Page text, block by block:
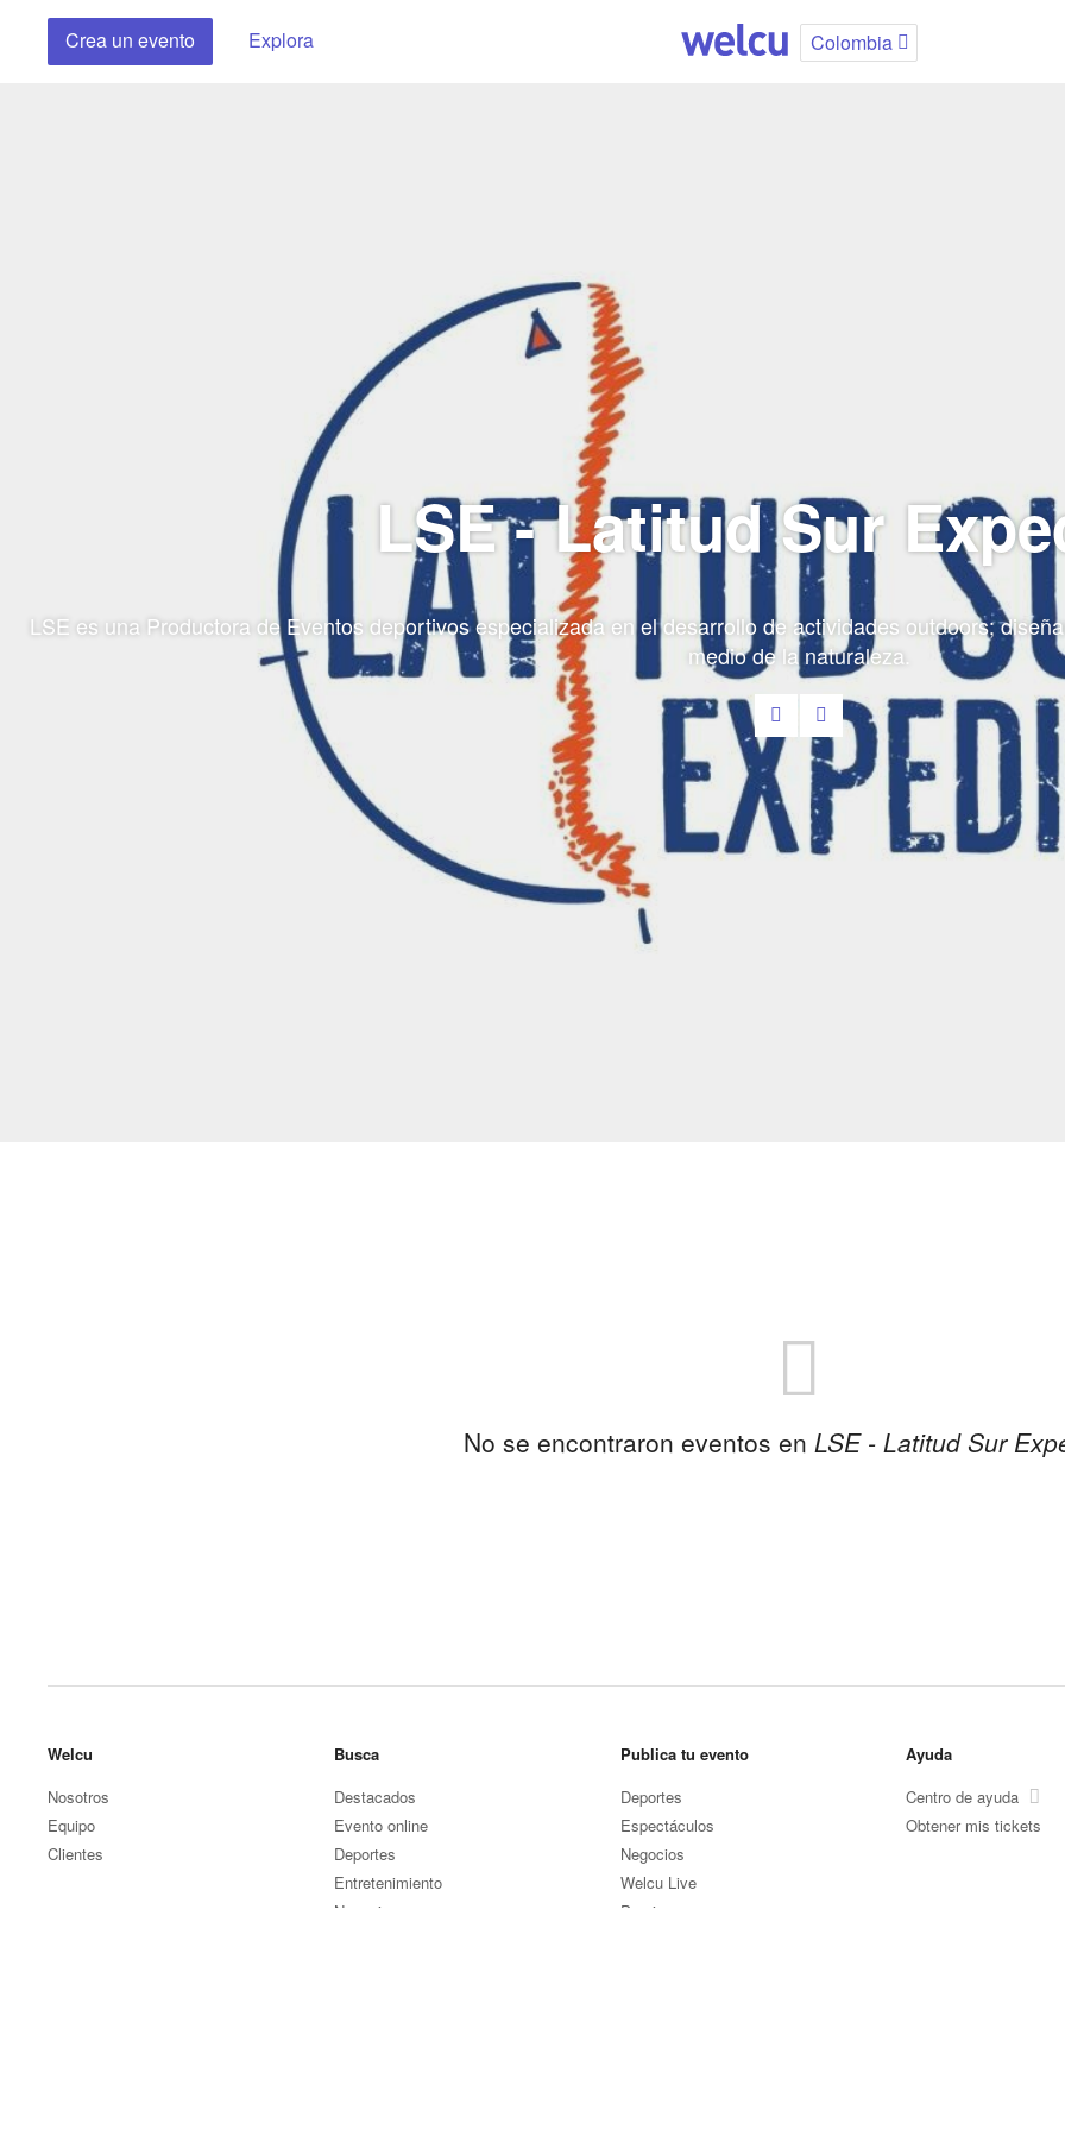
Crea un evento Explora Colombia
LSE - Latitud Sur
LSE es una Productora de Eventos deportivos especializada en el desarrollo de actividades outdoors;
medio de la naturaleza.
No se encontraron eventos en LSE - Latitud Sur
Welcu
Nosotros
Equipo
Clientes
Busca
Destacados
Evento online
Deportes
Entretenimiento
Negocios
Publica tu evento
Deportes
Espectáculos
Negocios
Welcu Live
Precios
Ayuda
Centro de ayuda
Obtener mis tickets